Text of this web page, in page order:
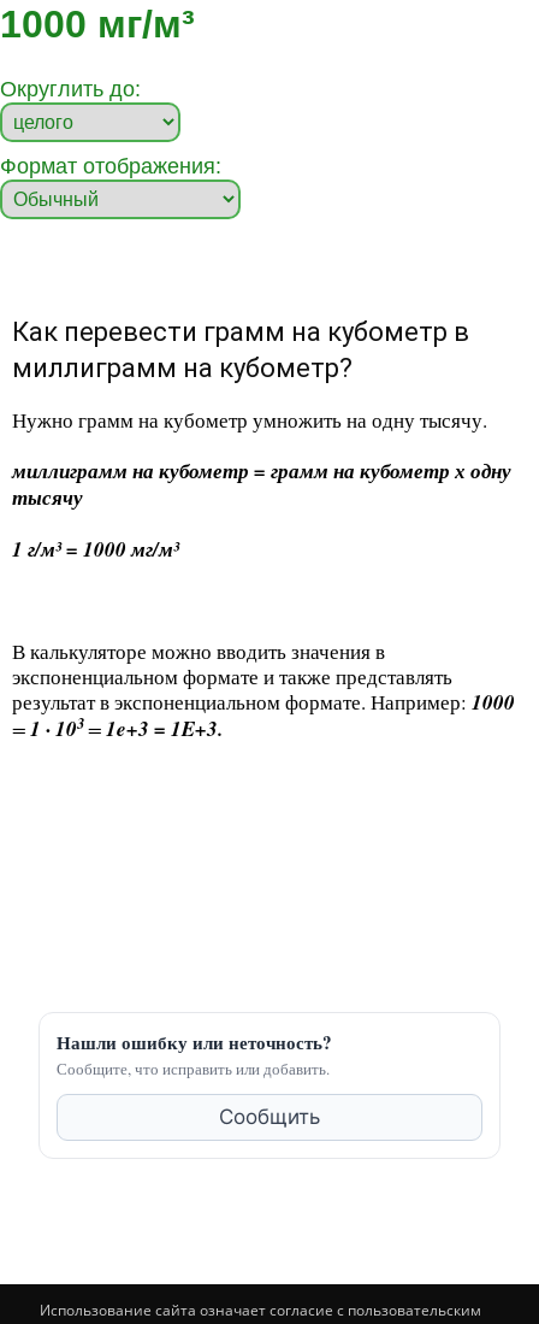
1000 мг/м³
Округлить до:
Формат отображения:
Как перевести грамм на кубометр в
миллиграмм на кубометр?
Нужно грамм на кубометр умножить на одну тысячу.
миллиграмм на кубометр = грамм на кубометр х одну
тысячу
1 г/м³ = 1000 мг/м³
В калькуляторе можно вводить значения в
экспоненциальном формате и также представлять
результат в экспоненциальном формате. Например: 1000
=1 · 103=1e+3 = 1E+3.
Нашли ошибку или неточность?
Сообщите, что исправить или добавить.
Сообщить
Использование сайта означает согласие с пользовательским